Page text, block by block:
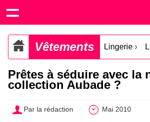
Vêtements Lingerie ›
Prêtes à séduire avec la
collection Aubade ?
Par la rédaction Mai 2010